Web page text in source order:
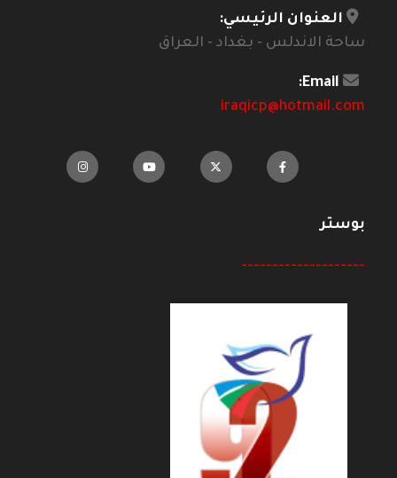
العنوان الرئيسي:
ساحة الاندلس - بغداد - العراق
Email:
iraqicp@hotmail.com
بوستر
--------------------